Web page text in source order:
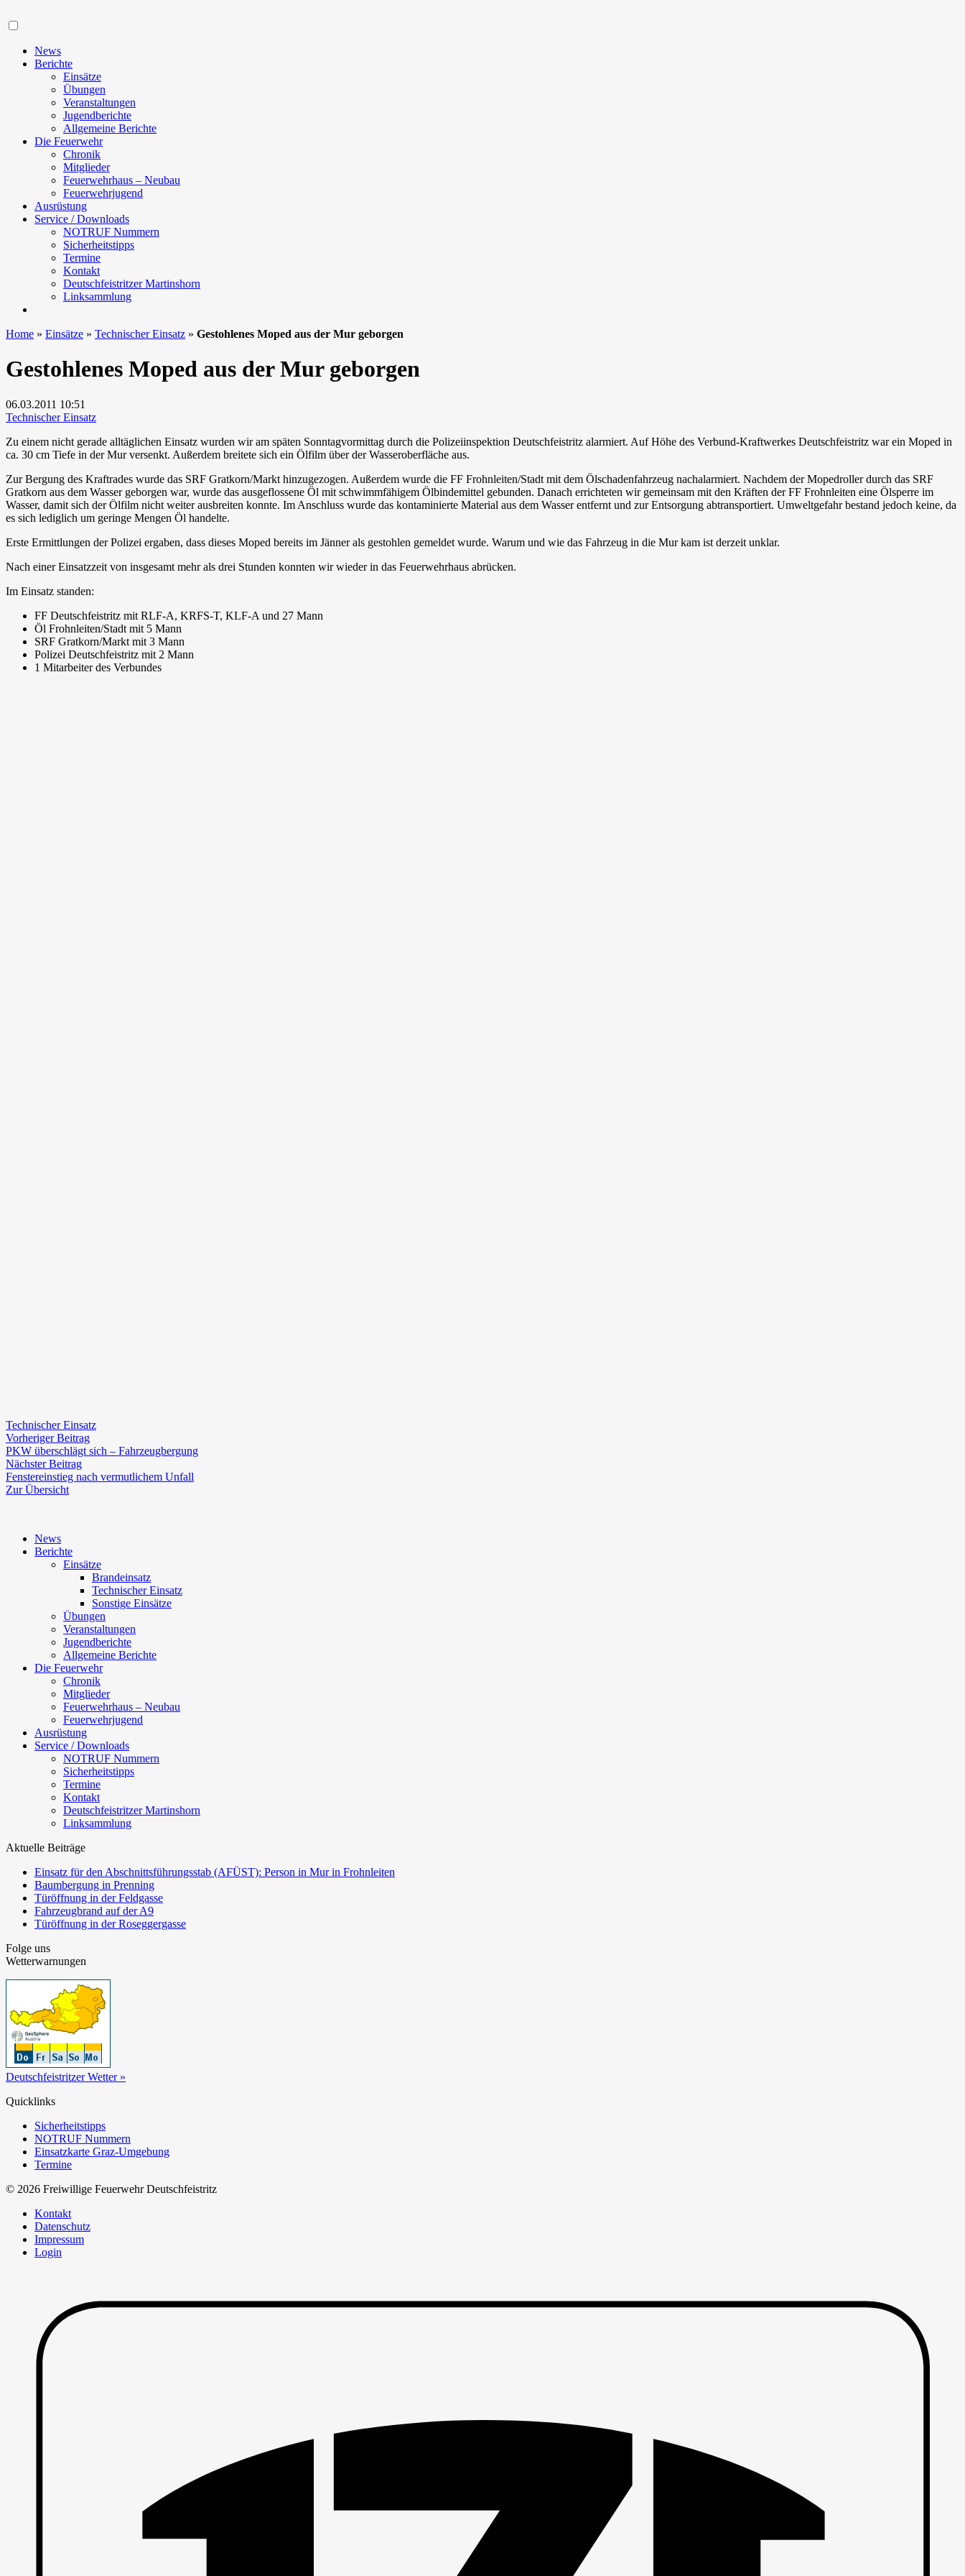
News
Berichte
Einsätze
Übungen
Veranstaltungen
Jugendberichte
Allgemeine Berichte
Die Feuerwehr
Chronik
Mitglieder
Feuerwehrhaus – Neubau
Feuerwehrjugend
Ausrüstung
Service / Downloads
NOTRUF Nummern
Sicherheitstipps
Termine
Kontakt
Deutschfeistritzer Martinshorn
Linksammlung
Home » Einsätze » Technischer Einsatz » Gestohlenes Moped aus der Mur geborgen
Gestohlenes Moped aus der Mur geborgen
06.03.2011 10:51
Technischer Einsatz
Zu einem nicht gerade alltäglichen Einsatz wurden wir am späten Sonntagvormittag durch die Polizeiinspektion Deutschfeistritz alarmiert. Auf Höhe des Verbund-Kraftwerkes Deutschfeistritz war ein Moped in
ca. 30 cm Tiefe in der Mur versenkt. Außerdem breitete sich ein Ölfilm über der Wasseroberfläche aus.
Zur Bergung des Kraftrades wurde das SRF Gratkorn/Markt hinzugezogen. Außerdem wurde die FF Frohnleiten/Stadt mit dem Ölschadenfahrzeug nachalarmiert. Nachdem der Mopedroller durch das SRF
Gratkorn aus dem Wasser geborgen war, wurde das ausgeflossene Öl mit schwimmfähigem Ölbindemittel gebunden. Danach errichteten wir gemeinsam mit den Kräften der FF Frohnleiten eine Ölsperre im
Wasser, damit sich der Ölfilm nicht weiter ausbreiten konnte. Im Anschluss wurde das kontaminierte Material aus dem Wasser entfernt und zur Entsorgung abtransportiert. Umweltgefahr bestand jedoch keine, da
es sich lediglich um geringe Mengen Öl handelte.
Erste Ermittlungen der Polizei ergaben, dass dieses Moped bereits im Jänner als gestohlen gemeldet wurde. Warum und wie das Fahrzeug in die Mur kam ist derzeit unklar.
Nach einer Einsatzzeit von insgesamt mehr als drei Stunden konnten wir wieder in das Feuerwehrhaus abrücken.
Im Einsatz standen:
FF Deutschfeistritz mit RLF-A, KRFS-T, KLF-A und 27 Mann
Öl Frohnleiten/Stadt mit 5 Mann
SRF Gratkorn/Markt mit 3 Mann
Polizei Deutschfeistritz mit 2 Mann
1 Mitarbeiter des Verbundes
Technischer Einsatz
Beitragsnavigation
Vorheriger BeitragVorheriger
Beitrag:
PKW überschlägt sich – Fahrzeugbergung
Nächster BeitragNächster
Beitrag:
Fenstereinstieg nach vermutlichem Unfall
Zur Übersicht
News
Berichte
Einsätze
Brandeinsatz
Technischer Einsatz
Sonstige Einsätze
Übungen
Veranstaltungen
Jugendberichte
Allgemeine Berichte
Die Feuerwehr
Chronik
Mitglieder
Feuerwehrhaus – Neubau
Feuerwehrjugend
Ausrüstung
Service / Downloads
NOTRUF Nummern
Sicherheitstipps
Termine
Kontakt
Deutschfeistritzer Martinshorn
Linksammlung
Aktuelle Beiträge
Einsatz für den Abschnittsführungsstab (AFÜST): Person in Mur in Frohnleiten
Baumbergung in Prenning
Türöffnung in der Feldgasse
Fahrzeugbrand auf der A9
Türöffnung in der Roseggergasse
Folge uns
Wetterwarnungen
Deutschfeistritzer Wetter »
Quicklinks
Sicherheitstipps
NOTRUF Nummern
Einsatzkarte Graz-Umgebung
Termine
© 2026 Freiwillige Feuerwehr Deutschfeistritz
Kontakt
Datenschutz
Impressum
Login